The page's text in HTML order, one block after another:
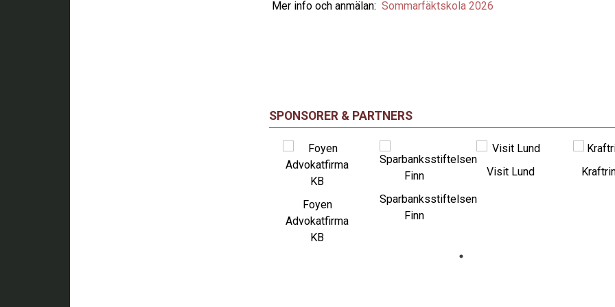
Mer info och anmälan: Sommarfäktskola 2026
SPONSORER & PARTNERS
Foyen
Advokatfirma
KB
Sparbanksstiftelsen
Finn
Visit Lund